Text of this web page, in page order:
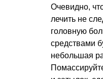
Очевидно,
лечить не
головную
средствами
небольшая